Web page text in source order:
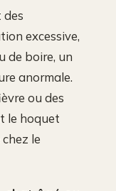
des
excessive,
de boire, un
anormale.
ou des
le hoquet
le